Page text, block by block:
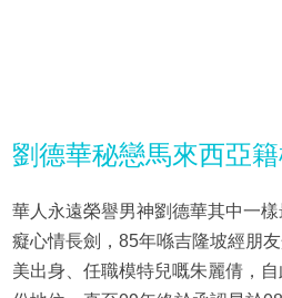
劉德華秘戀馬來西亞
華人永遠榮譽男神劉德華其中一
癡心情長劍，85年喺吉隆坡經朋
美出身、任職模特兒嘅朱麗倩，